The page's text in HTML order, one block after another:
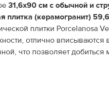
31,6х90 см с обычной и
плитка (керамогранит)
плитки Porcelanosa
отлично вписываются
что позволяет